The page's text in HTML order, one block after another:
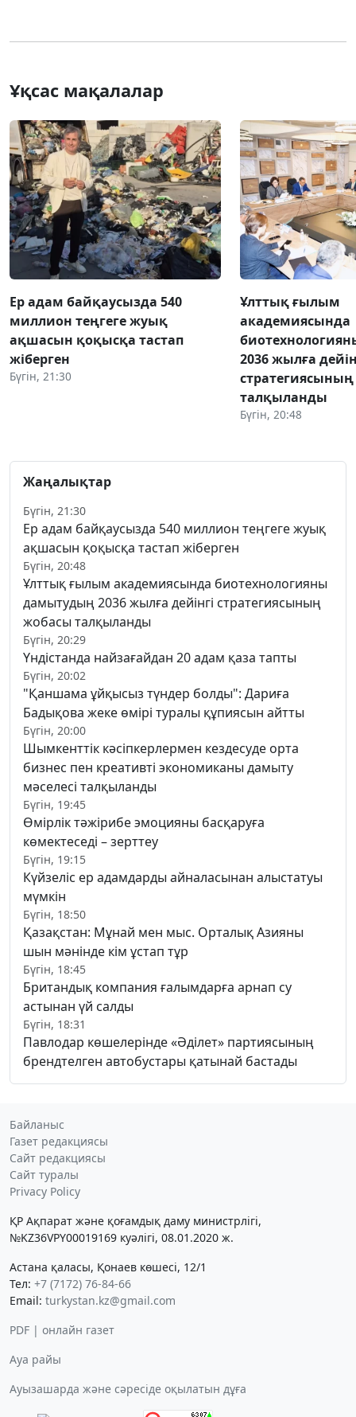
Ұқсас мақалалар
Ер адам байқаусызда 540
миллион теңгеге жуық
ақшасын қоқысқа тастап
жіберген
Бүгін, 21:30
Ұлттық ғылым
академиясында
2036 жылға
талқыланды
Бүгін, 20:48
Жаңалықтар
Бүгін, 21:30
Ер адам байқаусызда 540 миллион теңгеге жуық
ақшасын қоқысқа тастап жіберген
Бүгін, 20:48
Ұлттық ғылым академиясында биотехнологияны
дамытудың 2036 жылға дейінгі стратегиясының
жобасы талқыланды
Бүгін, 20:29
Үндістанда найзағайдан 20 адам қаза тапты
Бүгін, 20:02
"Қаншама ұйқысыз түндер болды": Дариға
Бадықова жеке өмірі туралы құпиясын айтты
Бүгін, 20:00
Шымкенттік кәсіпкерлермен кездесуде орта
бизнес пен креативті экономиканы дамыту
мәселесі талқыланды
Бүгін, 19:45
Өмірлік тәжірибе эмоцияны басқаруға
көмектеседі – зерттеу
Бүгін, 19:15
Күйзеліс ер адамдарды айналасынан алыстатуы
мүмкін
Бүгін, 18:50
Қазақстан: Мұнай мен мыс. Орталық Азияны
шын мәнінде кім ұстап тұр
Бүгін, 18:45
Британдық компания ғалымдарға арнап су
астынан үй салды
Бүгін, 18:31
Павлодар көшелерінде «Әділет» партиясының
брендтелген автобустары қатынай бастады
Байланыс
Газет редакциясы
Сайт редакциясы
Сайт туралы
Privacy Policy
ҚР Ақпарат және қоғамдық даму министрлігі,
№KZ36VPY00019169 куәлігі, 08.01.2020 ж.
Астана қаласы, Қонаев көшесі, 12/1
Тел: +7 (7172) 76-84-66
Email: turkystan.kz@gmail.com
PDF | онлайн газет
Ауа райы
Ауызашарда және сәресіде оқылатын дұға